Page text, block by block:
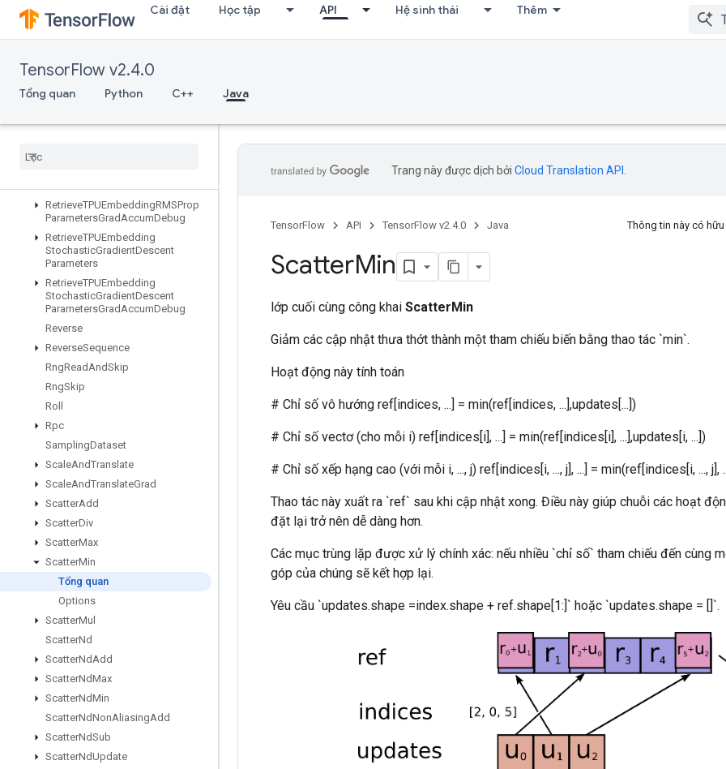
Cài đặt Học tập API Hệ sinh thái Thêm
TensorFlow v2.4.0
Tổng quan Python C++ Java
RetrieveTPUEmbeddingMDLAdagradLightParameters
RetrieveTPUEmbeddingMomentumParameters
RetrieveTPUEmbeddingProximalAdagradParameters
RetrieveTPUEmbeddingProximalAdagradParametersGradAccumDebug
RetrieveTPUEmbeddingProximal
RetrieveTPUEmbeddingRMSProp
ParametersGradAccumDebug
RetrieveTPUEmbedding
StochasticGradientDescent
Parameters
RetrieveTPUEmbedding
StochasticGradientDescent
ParametersGradAccumDebug
Reverse
ReverseSequence
RngReadAndSkip
RngSkip
Roll
Rpc
SamplingDataset
ScaleAndTranslate
ScaleAndTranslateGrad
ScatterAdd
ScatterDiv
ScatterMax
ScatterMin
Tổng quan
Options
ScatterMul
ScatterNd
ScatterNdAdd
ScatterNdMax
ScatterNdMin
ScatterNdNonAliasingAdd
ScatterNdSub
ScatterNdUpdate
Trang này được dịch bởi Cloud Translation API
TensorFlow API TensorFlow v2.4.0 Java Thông tin này có
ScatterMin
lớp cuối cùng công khai ScatterMin
Giảm các cập nhật thưa thớt thành một tham chiếu biến bằng thao tác `min`.
Hoạt động này tính toán
# Chỉ số vô hướng ref[indices, ...] = min(ref[indices, ...],updates[...])
# Chỉ số vectơ (cho mỗi i) ref[indices[i], ...] = min(ref[indices[i], ...],updates[i, ...])
# Chỉ số xếp hạng cao (với mỗi i, ..., j) ref[indices[i, ..., j], ...] = min(ref[indices[i, ..., j], ..
Thao tác này xuất ra `ref` sau khi cập nhật xong. Điều này giúp chuỗi các hoạt
đặt lại trở nên dễ dàng hơn.
Các mục trùng lặp được xử lý chính xác: nếu nhiều `chỉ số` tham chiếu đến cùng
góp của chúng sẽ kết hợp lại.
Yêu cầu `updates.shape =index.shape + ref.shape[1:]` hoặc `updates.shape = []`.